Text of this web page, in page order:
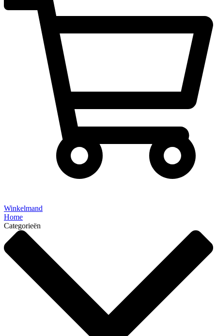
Winkelmand
Home
Categorieën